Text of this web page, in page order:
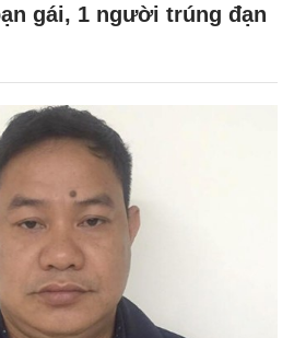
gái, 1 người trúng đạn